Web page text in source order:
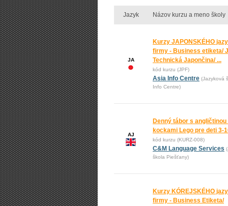
Jazyk Názov kurzu a meno školy
JA
Kurzy JAPONSKÉHO
firmy - Business etiketa/
Technická Japončina/ ...
kód kurzu (JPF)
Asia Info Centre (Jazyková
Info Centre)
AJ
Denný tábor s angličtinou
kockami Lego pre deti 3-
kód kurzu (KURZ-008)
C&M Language Services
škola Piešťany)
Kurzy KÓREJSKÉHO
firmy - Business Etiketa/